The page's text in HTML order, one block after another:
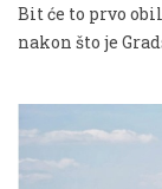
Bit će to prvo
nakon što je